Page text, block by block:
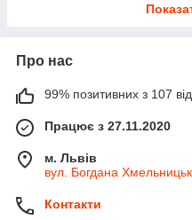
Про нас
99% позитивних з 107
Працює з 27.11.2020
м. Львів
вул. Богдана
Контакти